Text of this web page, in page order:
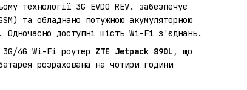
технології 3G EVDO REV. забезпечує
та обладнано потужною акумуляторною
Одночасно доступні шість Wi-Fi з'єднань.
3G/4G Wi-Fi роутер ZTE Jetpack 890L , що
розрахована на чотири години